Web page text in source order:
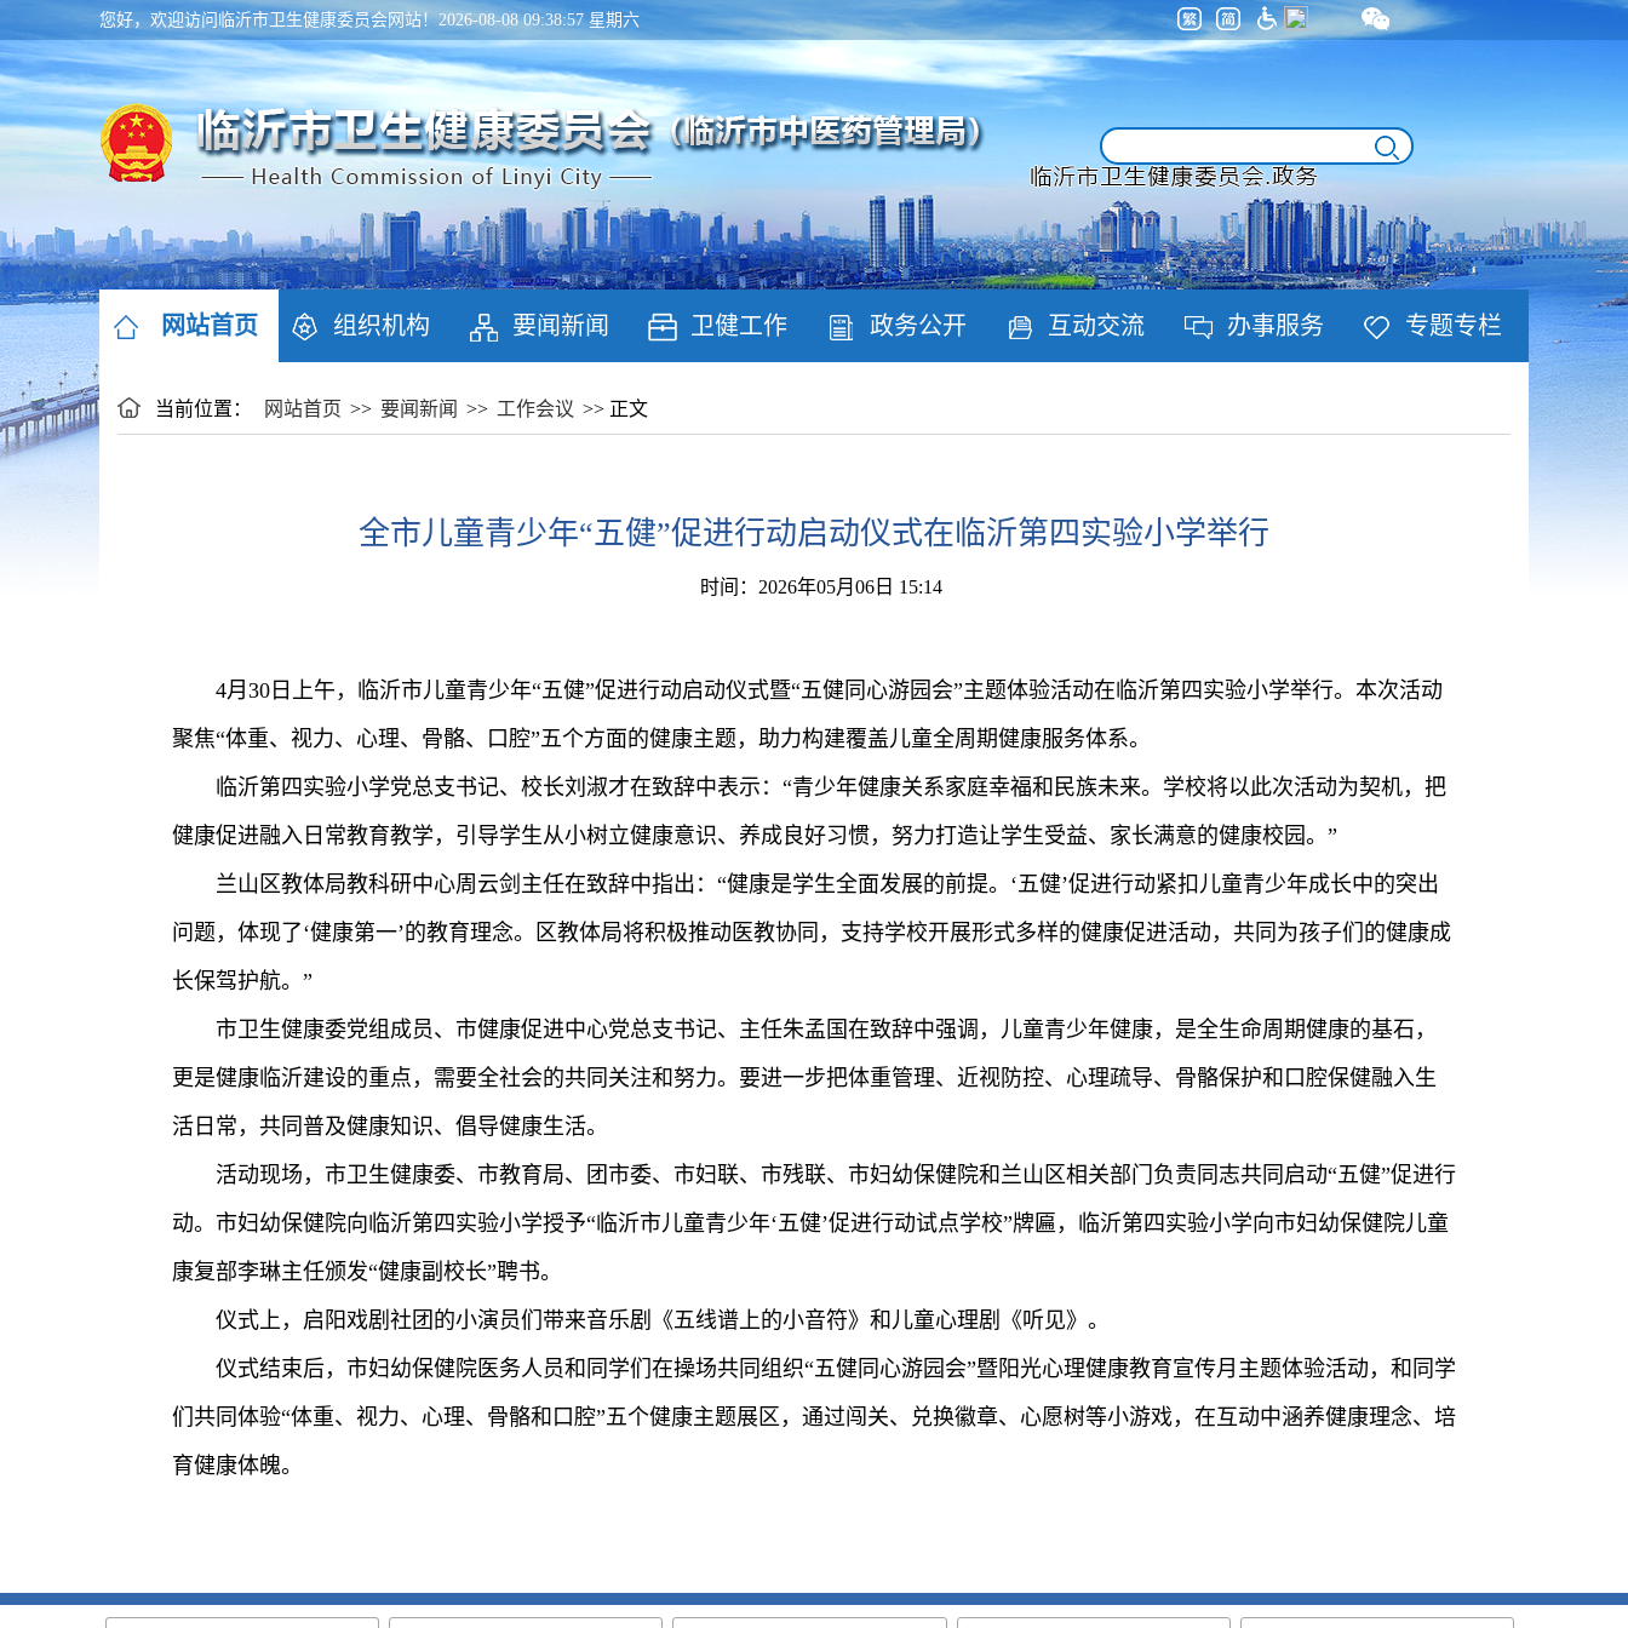
您好，欢迎访问临沂市卫生健康委员会网站！2026-08-08 09:38:57 星期六
网站首页 组织机构 要闻新闻 卫健工作 政务公开 互动交流 办事服务 专题专栏
当前位置： 网站首页 >> 要闻新闻 >> 工作会议 >> 正文
全市儿童青少年“五健”促进行动启动仪式在临沂第四实验小学举行
时间：2026年05月06日 15:14
4月30日上午，临沂市儿童青少年“五健”促进行动启动仪式暨“五健同心游园会”主题体验活动在临沂第四实验小学举行。本次活动
聚焦“体重、视力、心理、骨骼、口腔”五个方面的健康主题，助力构建覆盖儿童全周期健康服务体系。
临沂第四实验小学党总支书记、校长刘淑才在致辞中表示：“青少年健康关系家庭幸福和民族未来。学校将以此次活动为契机，把
健康促进融入日常教育教学，引导学生从小树立健康意识、养成良好习惯，努力打造让学生受益、家长满意的健康校园。”
兰山区教体局教科研中心周云剑主任在致辞中指出：“健康是学生全面发展的前提。‘五健’促进行动紧扣儿童青少年成长中的突出
问题，体现了‘健康第一’的教育理念。区教体局将积极推动医教协同，支持学校开展形式多样的健康促进活动，共同为孩子们的健康成
长保驾护航。”
市卫生健康委党组成员、市健康促进中心党总支书记、主任朱孟国在致辞中强调，儿童青少年健康，是全生命周期健康的基石，
更是健康临沂建设的重点，需要全社会的共同关注和努力。要进一步把体重管理、近视防控、心理疏导、骨骼保护和口腔保健融入生
活日常，共同普及健康知识、倡导健康生活。
活动现场，市卫生健康委、市教育局、团市委、市妇联、市残联、市妇幼保健院和兰山区相关部门负责同志共同启动“五健”促进行
动。市妇幼保健院向临沂第四实验小学授予“临沂市儿童青少年‘五健’促进行动试点学校”牌匾，临沂第四实验小学向市妇幼保健院儿童
康复部李琳主任颁发“健康副校长”聘书。
仪式上，启阳戏剧社团的小演员们带来音乐剧《五线谱上的小音符》和儿童心理剧《听见》。
仪式结束后，市妇幼保健院医务人员和同学们在操场共同组织“五健同心游园会”暨阳光心理健康教育宣传月主题体验活动，和同学
们共同体验“体重、视力、心理、骨骼和口腔”五个健康主题展区，通过闯关、兑换徽章、心愿树等小游戏，在互动中涵养健康理念、培
育健康体魄。